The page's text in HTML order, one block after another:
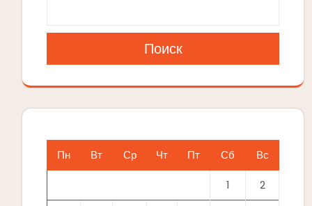
Поиск
Пн Вт Ср Чт Пт Сб Вс
1 2